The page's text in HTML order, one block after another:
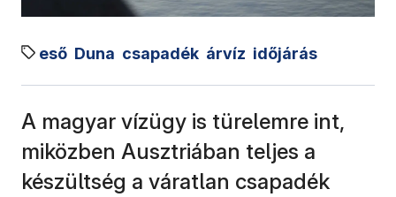
eső Duna csapadék árvíz időjárás
A magyar vízügy is türelemre int,
miközben Ausztriában teljes a
készültség a váratlan csapadék